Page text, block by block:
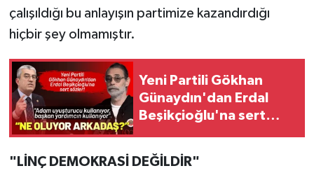
çalışıldığı bu anlayışın partimize kazandırdığı
hiçbir şey olmamıştır.
Yeni Partili Gökhan
Günaydın'dan Erdal
Beşikçioğlu'na sert
"LİNÇ DEMOKRASİ DEĞİLDİR"